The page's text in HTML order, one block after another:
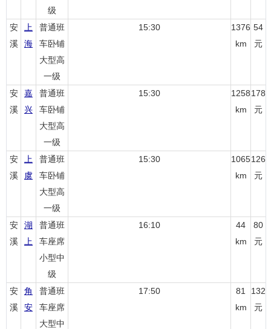
级
安
溪
上
海
普通班
车卧铺
大型高
一级
15:30
1376
km
54
元
安
溪
嘉
兴
普通班
车卧铺
大型高
一级
15:30
1258
km
178
元
安
溪
上
虞
普通班
车卧铺
大型高
一级
15:30
1065
km
126
元
安
溪
湖
上
普通班
车座席
小型中
级
16:10
44
km
80
元
安
溪
角
安
普通班
车座席
大型中
17:50
81
km
132
元